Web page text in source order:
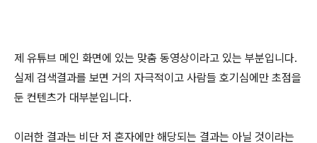
제 유튜브 메인 화면에 있는 맞춤 동영상이라고 있는 부분입니다.
실제 검색결과를 보면 거의 자극적이고 사람들 호기심에만 초점을
둔 컨텐츠가 대부분입니다.
이러한 결과는 비단 저 혼자에만 해당되는 결과는 아닐 것이라는